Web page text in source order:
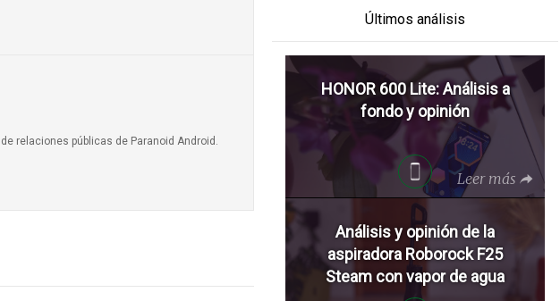
relaciones públicas de Paranoid Android.
Últimos análisis
HONOR 600 Lite: Análisis a
fondo y opinión
Leer más
Análisis y opinión de la
aspiradora Roborock F25
Steam con vapor de agua